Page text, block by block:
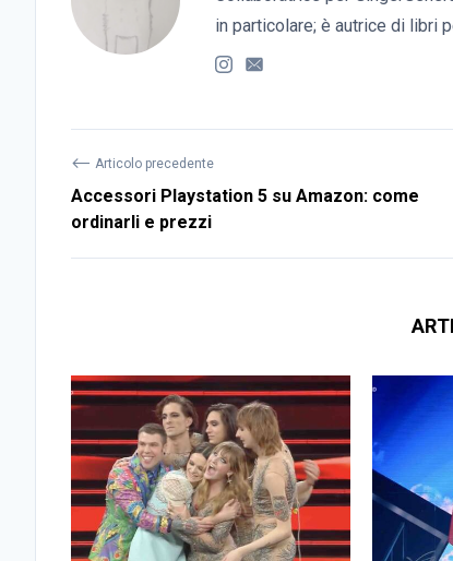
in particolare; è autrice di libri
⟵ Articolo precedente
Accessori Playstation 5 su Amazon: come
ordinarli e prezzi